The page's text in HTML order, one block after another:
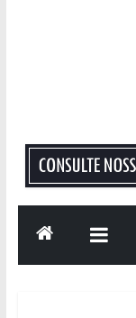
Grita
São
Paulo